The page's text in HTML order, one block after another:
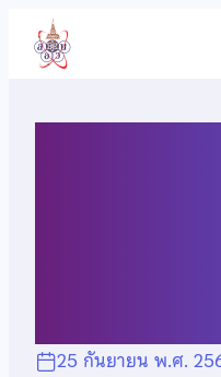
เนื้อหา
25 กันยายน พ.ศ.